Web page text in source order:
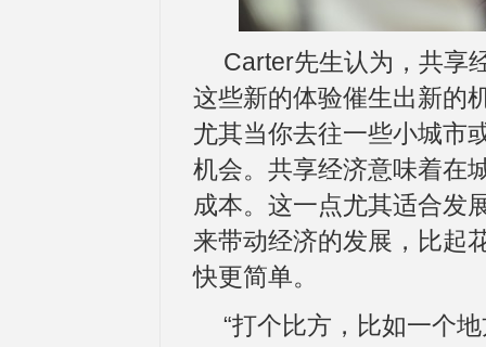
Carter先生认为，共享
这些新的体验催生出新的
尤其当你去往一些小城市
机会。共享经济意味着在
成本。这一点尤其适合发
来带动经济的发展，比起
快更简单。
“打个比方，比如一个